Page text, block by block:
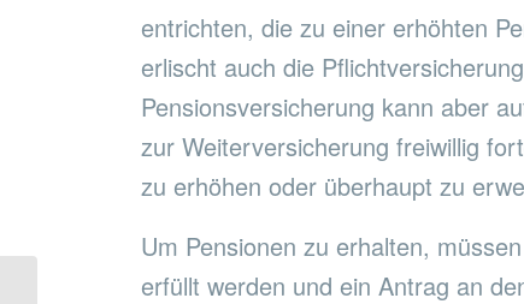
entrichten, die zu einer erhöhten
erlischt auch die
Pensionsversicherung kann aber
zur Weiterversicherung freiwillig
zu erhöhen oder überhaupt zu
Um Pensionen zu erhalten,
erfüllt werden und ein Antrag an